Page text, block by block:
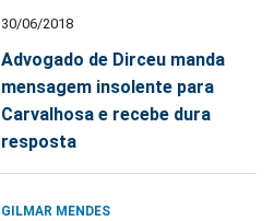
30/06/2018
Advogado de Dirceu manda
mensagem insolente para
Carvalhosa e recebe dura
resposta
GILMAR MENDES